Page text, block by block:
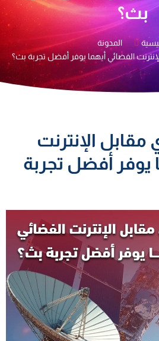
بث؟
المدونة
الفضائي أيهما يوفر أفضل تجربة بث؟
الإنترنت
يوفر أفضل تجربة